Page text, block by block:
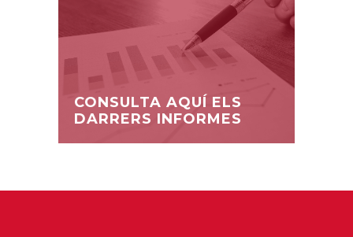
CONSULTA AQUÍ ELS
DARRERS INFORMES